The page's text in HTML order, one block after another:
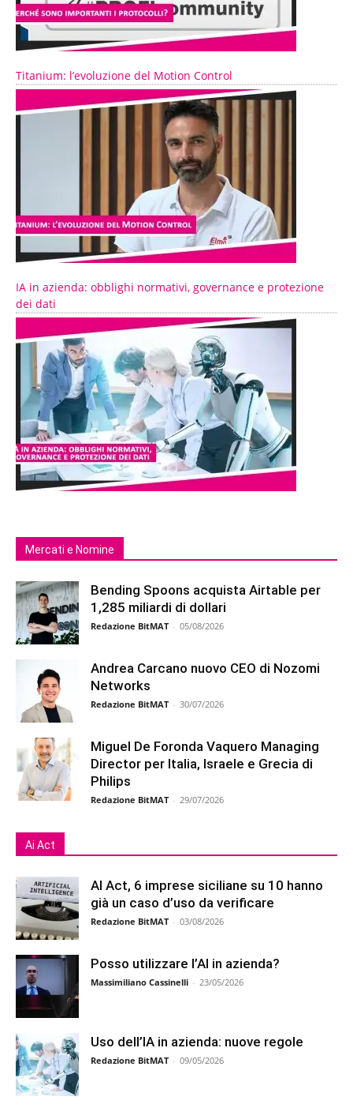
Titanium: l’evoluzione del Motion Control
IA in azienda: obblighi normativi, governance e protezione
dei dati
Mercati e Nomine
Bending Spoons acquista Airtable per
1,285 miliardi di dollari
Redazione BitMAT - 05/08/2026
Andrea Carcano nuovo CEO di Nozomi
Networks
Redazione BitMAT - 30/07/2026
Miguel De Foronda Vaquero Managing
Director per Italia, Israele e Grecia di
Philips
Redazione BitMAT - 29/07/2026
Ai Act
AI Act, 6 imprese siciliane su 10 hanno
già un caso d’uso da verificare
Redazione BitMAT - 03/08/2026
Posso utilizzare l’AI in azienda?
Massimiliano Cassinelli - 23/05/2026
Uso dell’IA in azienda: nuove regole
Redazione BitMAT - 09/05/2026